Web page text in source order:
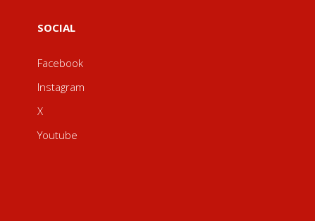
SOCIAL
Facebook
Instagram
X
Youtube